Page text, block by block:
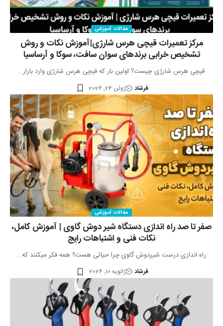
مقالات آموزشی
مرکز تعمیرات قیچی هرس شارژی|آموزش نکات و روش
تشخیص خرابی برندهای سوان سافت، سوکا و آرساسیا
قیچی هرس شارژی چیست؟ اولین بار که قیچی هرس شارژی وارد بازار…
فرشاد ژوئن 26, 2026
مقالات آموزشی
صفر تا صد راه اندازی دستگاه شیر دوش گاوی | آموزش کامل،
نکات فنی و اشتباهات رایج
راه اندازی درست شیردوش گاوی چرا حیاتی هست؟ همه فکر میکنند که…
فرشاد ژانویه 10, 2026